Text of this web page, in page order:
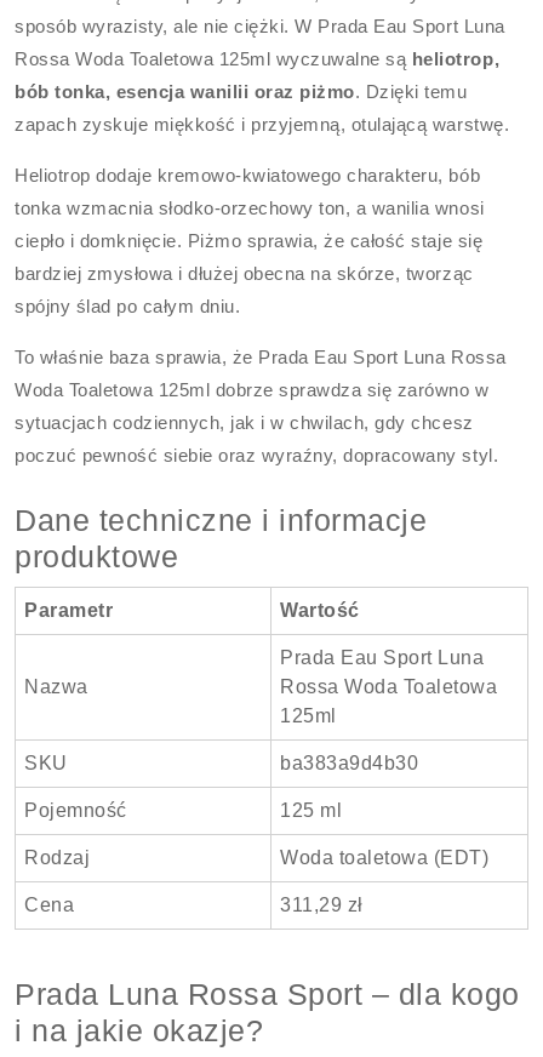
sposób wyrazisty, ale nie ciężki. W Prada Eau Sport Luna
Rossa Woda Toaletowa 125ml wyczuwalne są heliotrop,
bób tonka, esencja wanilii oraz piżmo. Dzięki temu
zapach zyskuje miękkość i przyjemną, otulającą warstwę.
Heliotrop dodaje kremowo-kwiatowego charakteru, bób
tonka wzmacnia słodko-orzechowy ton, a wanilia wnosi
ciepło i domknięcie. Piżmo sprawia, że całość staje się
bardziej zmysłowa i dłużej obecna na skórze, tworząc
spójny ślad po całym dniu.
To właśnie baza sprawia, że Prada Eau Sport Luna Rossa
Woda Toaletowa 125ml dobrze sprawdza się zarówno w
sytuacjach codziennych, jak i w chwilach, gdy chcesz
poczuć pewność siebie oraz wyraźny, dopracowany styl.
Dane techniczne i informacje
produktowe
Parametr Wartość
Nazwa
Prada Eau Sport Luna
Rossa Woda Toaletowa
125ml
SKU ba383a9d4b30
Pojemność 125 ml
Rodzaj Woda toaletowa (EDT)
Cena 311,29 zł
Prada Luna Rossa Sport – dla kogo
i na jakie okazje?